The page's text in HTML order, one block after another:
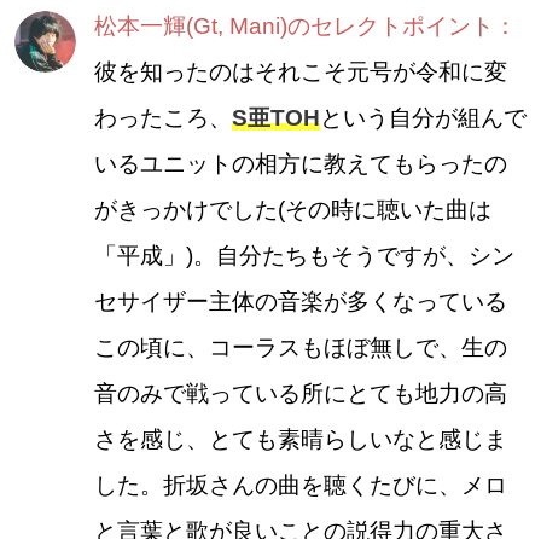
松本一輝(Gt, Mani)のセレクトポイント：
彼を知ったのはそれこそ元号が令和に変
わったころ、 S亜TOHという自分が組んで
いるユニットの相方に教えてもらったの
がきっかけでした(その時に聴いた曲は
「平成」)。自分たちもそうですが、シン
セサイザー主体の音楽が多くなっている
この頃に、コーラスもほぼ無しで、生の
音のみで戦っている所にとても地力の高
さを感じ、とても素晴らしいなと感じま
した。折坂さんの曲を聴くたびに、メロ
と言葉と歌が良いことの説得力の重大さ